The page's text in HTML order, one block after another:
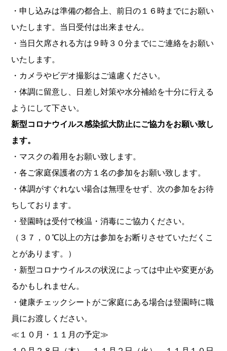
・申し込みは準備の都合上、前日の１６時までにお願い
いたします。当日受付は出来ません。
・当日欠席される方は９時３０分までにご連絡をお願い
いたします。
・カメラやビデオ撮影はご遠慮ください。
・体調に留意し、日差し対策や水分補給を十分に行える
ようにして下さい。
新型コロナウイルス感染拡大防止にご協力をお願い致し
ます。
・マスクの着用をお願い致します。
・各ご家庭保護者の方１名の参加をお願い致します。
・体調がすぐれない場合は無理をせず、次の参加をお待
ちしております。
・登園時は受付で検温・消毒にご協力ください。
（３７，０℃以上の方は参加をお断りさせていただくこ
とがあります。）
・新型コロナウイルスの状況によっては中止や変更があ
るかもしれません。
・健康チェックシートがご家庭にある場合は登園時に職
員にお渡しください。
≪１０月・１１月の予定≫